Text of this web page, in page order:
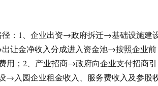
径：1、企业出资→政府拆迁→基础设施建
让金净收入分成进入资金池→按照企业前
用；2、产业招商→政府向企业支付招商引
→入园企业租金收入、服务费收入及参股